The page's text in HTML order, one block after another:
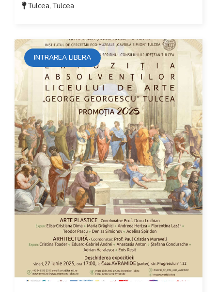
Tulcea,Tulcea
INTRAREA LIBERA